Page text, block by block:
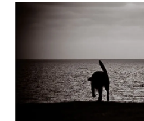
комментариях. А можно просто